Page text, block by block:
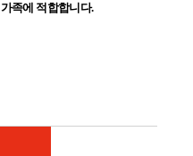
족에 적합합니다.